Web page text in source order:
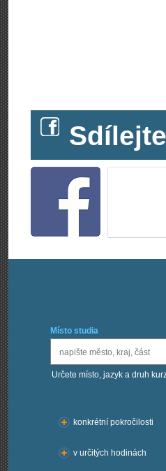
Místo studia
Určete místo, jazyk a druh
konkrétní pokročilosti
v určitých hodinách